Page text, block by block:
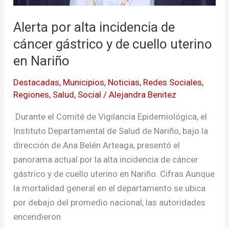
Alerta por alta incidencia de
cáncer gástrico y de cuello uterino
en Nariño
Destacadas, Municipios, Noticias, Redes Sociales,
Regiones, Salud, Social /Alejandra Benitez
Durante el Comité de Vigilancia Epidemiológica, el
Instituto Departamental de Salud de Nariño, bajo la
dirección de Ana Belén Arteaga, presentó el
panorama actual por la alta incidencia de cáncer
gástrico y de cuello uterino en Nariño. Cifras Aunque
la mortalidad general en el departamento se ubica
por debajo del promedio nacional, las autoridades
encendieron